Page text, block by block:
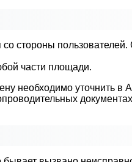
стороны пользователей.
части площади.
необходимо уточнить